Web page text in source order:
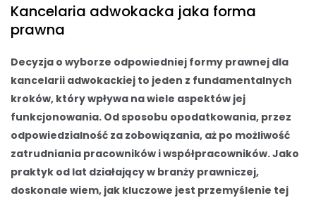
Kancelaria adwokacka jaka forma
prawna
Decyzja o wyborze odpowiedniej formy prawnej dla
kancelarii adwokackiej to jeden z fundamentalnych
kroków, który wpływa na wiele aspektów jej
funkcjonowania. Od sposobu opodatkowania, przez
odpowiedzialność za zobowiązania, aż po możliwość
zatrudniania pracowników i współpracowników. Jako
praktyk od lat działający w branży prawniczej,
doskonale wiem, jak kluczowe jest przemyślenie tej